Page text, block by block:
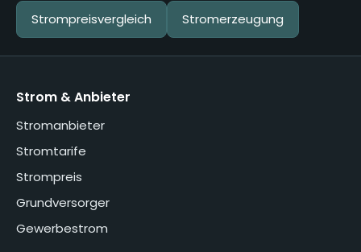
Strompreisvergleich Stromerzeugung
Strom & Anbieter
Stromanbieter
Stromtarife
Strompreis
Grundversorger
Gewerbestrom